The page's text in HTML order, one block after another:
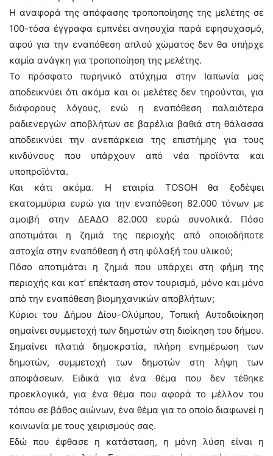
Η αναφορά της απόφασης τροποποίησης της μελέτης σε
100-τόσα έγγραφα εμπνέει ανησυχία παρά εφησυχασμό,
αφού για την εναπόθεση απλού χώματος δεν θα υπήρχε
καμία ανάγκη για τροποποίηση της μελέτης.
Το πρόσφατο πυρηνικό ατύχημα στην Ιαπωνία μας
αποδεικνύει ότι ακόμα και οι μελέτες δεν τηρούνται, για
διάφορους λόγους, ενώ η εναπόθεση παλαιότερα
ραδιενεργών αποβλήτων σε βαρέλια βαθιά στη θάλασσα
αποδεικνύει την ανεπάρκεια της επιστήμης για τους
κινδύνους που υπάρχουν από νέα προϊόντα και
υποπροϊόντα.
Και κάτι ακόμα. Η εταιρία TOSOH θα ξοδέψει
εκατομμύρια ευρώ για την εναπόθεση 82.000 τόνων με
αμοιβή στην ΔΕΑΔΟ 82.000 ευρώ συνολικά. Πόσο
αποτιμάται η ζημιά της περιοχής από οποιοδήποτε
αστοχία στην εναπόθεση ή στη φύλαξή του υλικού;
Πόσο αποτιμάται η ζημιά που υπάρχει στη φήμη της
περιοχής και κατ’ επέκταση στον τουρισμό, μόνο και μόνο
από την εναπόθεση βιομηχανικών αποβλήτων;
Κύριοι του Δήμου Δίου-Ολύμπου, Τοπική Αυτοδιοίκηση
σημαίνει συμμετοχή των δημοτών στη διοίκηση του δήμου.
Σημαίνει πλατιά δημοκρατία, πλήρη ενημέρωση των
δημοτών, συμμετοχή των δημοτών στη λήψη των
αποφάσεων. Ειδικά για ένα θέμα που δεν τέθηκε
προεκλογικά, για ένα θέμα που αφορά το μέλλον του
τόπου σε βάθος αιώνων, ένα θέμα για το οποίο διαφωνεί η
κοινωνία με τους χειρισμούς σας.
Εδώ που έφθασε η κατάσταση, η μόνη λύση είναι η